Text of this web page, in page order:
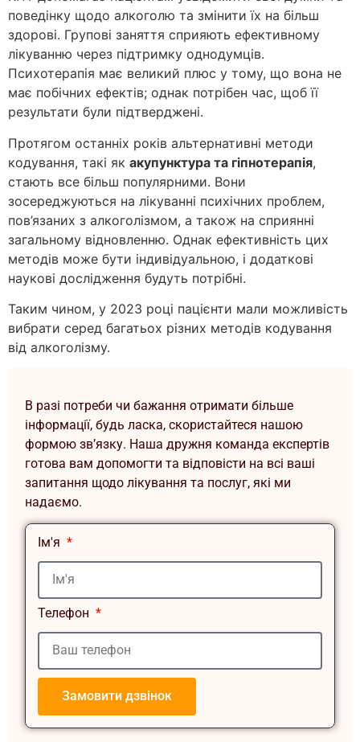
поведінку щодо алкоголю та змінити їх на більш
здорові. Групові заняття сприяють ефективному
лікуванню через підтримку однодумців.
Психотерапія має великий плюс у тому, що вона не
має побічних ефектів; однак потрібен час, щоб її
результати були підтверджені.
Протягом останніх років альтернативні методи
кодування, такі як акупунктура та гіпнотерапія,
стають все більш популярними. Вони
зосереджуються на лікуванні психічних проблем,
пов’язаних з алкоголізмом, а також на сприянні
загальному відновленню. Однак ефективність цих
методів може бути індивідуальною, і додаткові
наукові дослідження будуть потрібні.
Таким чином, у 2023 році пацієнти мали можливість
вибрати серед багатьох різних методів кодування
від алкоголізму.
В разі потреби чи бажання отримати більше
інформації, будь ласка, скористайтеся нашою
формою зв’язку. Наша дружня команда експертів
готова вам допомогти та відповісти на всі ваші
запитання щодо лікування та послуг, які ми
надаємо.
Ім'я
Телефон
Замовити дзвінок